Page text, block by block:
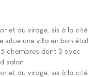
et du virage, sis à la cité
situe une villa en bon état
chambres dont 3 avec
salon
et du virage, sis à la cité